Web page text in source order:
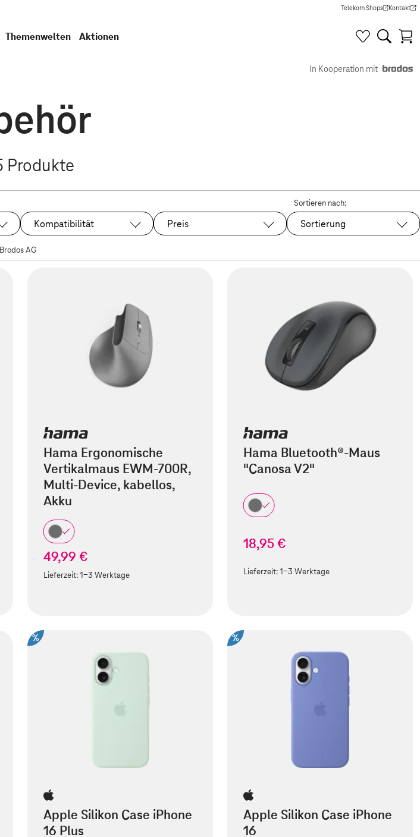
Telekom Shops
(Wird in einem neuen Tab
Kontakt
(Wird in
Themenwelten Aktionen
In Kooperation mit
Produkte
Kompatibilität Preis
Sortieren nach:
Sortierung
AG
Hama Ergonomische
Vertikalmaus EWM-700R,
Multi-Device, kabellos,
Akku
49,99 €
Lieferzeit:1-3 Werktage
Hama Bluetooth®-Maus
"Canosa V2"
18,95 €
Lieferzeit:1-3 Werktage
%
Apple Silikon Case iPhone
16 Plus
%
Apple Silikon Case iPhone
16